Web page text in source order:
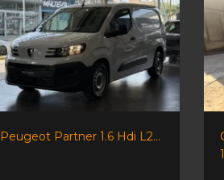
Peugeot Partner 1.6 Hdi L2...